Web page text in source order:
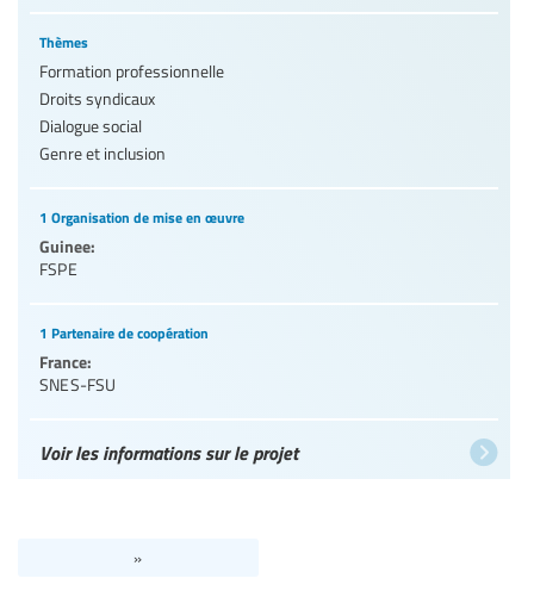
Thèmes
Formation professionnelle
Droits syndicaux
Dialogue social
Genre et inclusion
1 Organisation de mise en œuvre
Guinee:
FSPE
1 Partenaire de coopération
France:
SNES-FSU
Voir les informations sur le projet
»